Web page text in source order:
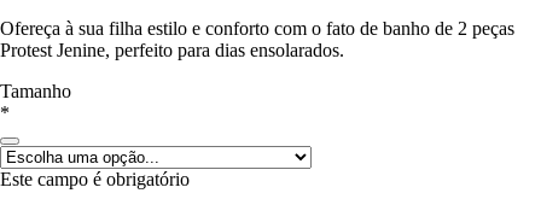
Ofereça à sua filha estilo e conforto com o fato de banho de 2 peças
Protest Jenine, perfeito para dias ensolarados.
Tamanho
*
Este campo é obrigatório